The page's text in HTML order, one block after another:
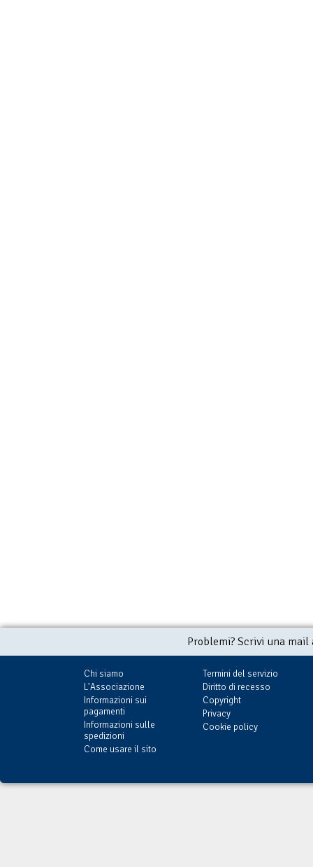
Problemi? Scrivi una
Chi siamo
L'Associazione
Informazioni sui
pagamenti
Informazioni sulle
spedizioni
Come usare il sito
Termini del servizio
Diritto di recesso
Copyright
Privacy
Cookie policy